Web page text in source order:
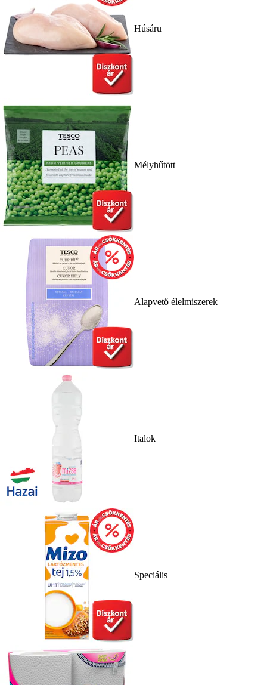
Húsáru
Mélyhűtött
Alapvető élelmiszerek
Italok
Speciális